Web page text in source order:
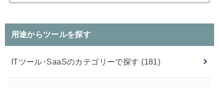
用途からツールを探す
ITツール･SaaSのカテゴリーで探す (181)